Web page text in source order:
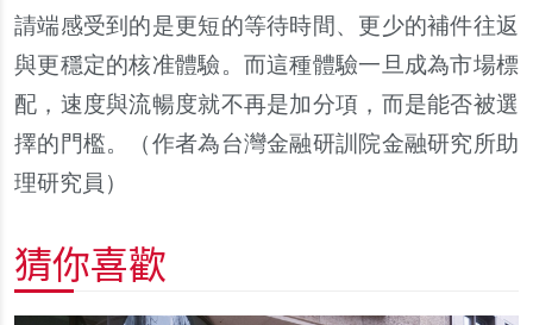
請端感受到的是更短的等待時間、更少的補件往返
與更穩定的核准體驗。而這種體驗一旦成為市場標
配，速度與流暢度就不再是加分項，而是能否被選
擇的門檻。（作者為台灣金融研訓院金融研究所助
理研究員）
猜你喜歡